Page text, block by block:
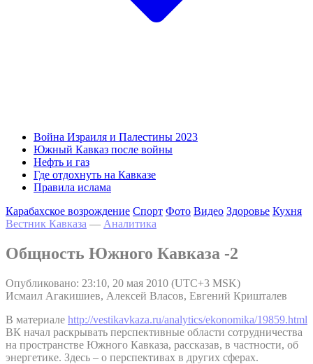
Война Израиля и Палестины 2023
Южный Кавказ после войны
Нефть и газ
Где отдохнуть на Кавказе
Правила ислама
Карабахское возрождение Спорт Фото Видео Здоровье Кухня
Вестник Кавказа — Аналитика
Общность Южного Кавказа -2
Опубликовано: 23:10, 20 мая 2010 (UTC+3 MSK)
Исмаил Агакишиев, Алексей Власов, Евгений Кришталев
В материале http://vestikavkaza.ru/analytics/ekonomika/19859.html
ВК начал раскрывать перспективные области сотрудничества
на пространстве Южного Кавказа, рассказав, в частности, об
энергетике. Здесь – о перспективах в других сферах.